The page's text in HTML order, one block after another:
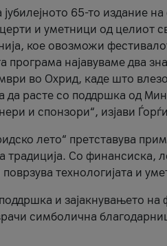
65-то издание
и уметници од целиот
кое овозможи
најавуваме два
во Охрид, каде што
расте со поддршка од
и спонзори“, изјави
лето“ претставува
традиција. Со финансиска,
технологијата и
и зајакнувањето
симболична